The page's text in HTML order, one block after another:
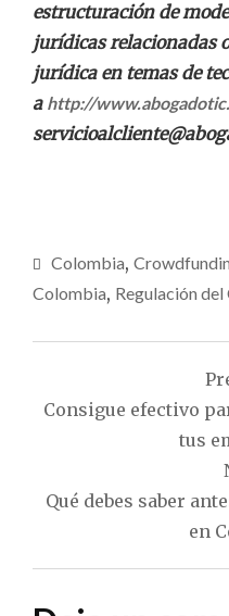
estructuración de
jurídicas relacionadas
jurídica en temas de
a http://
Colombia,
Colombia, Regulación
Navegación
de
entradas
Consigue efectivo
tus
Qué debes saber
en